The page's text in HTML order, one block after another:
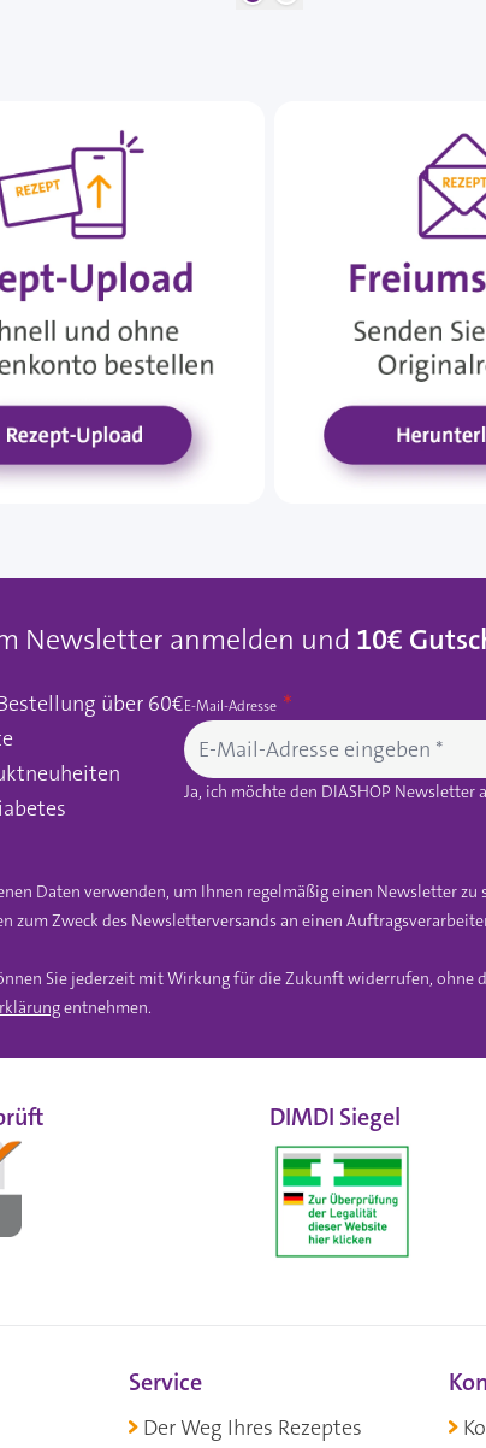
Newsletter anmelden und 10€
über 60€E-Mail-Adresse
Ja, ich möchte den DIASHOP
Daten verwenden, um Ihnen regelmäßig einen Newsletter
zum Zweck des Newsletterversands an einen
Sie jederzeit mit Wirkung für die Zukunft widerrufen, ohne
entnehmen.
DIMDI Siegel
Service
Der Weg Ihres Rezeptes